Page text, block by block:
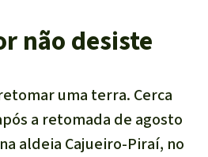
não desiste
uma terra. Cerca
a retomada de agosto
aldeia Cajueiro-Piraí, no